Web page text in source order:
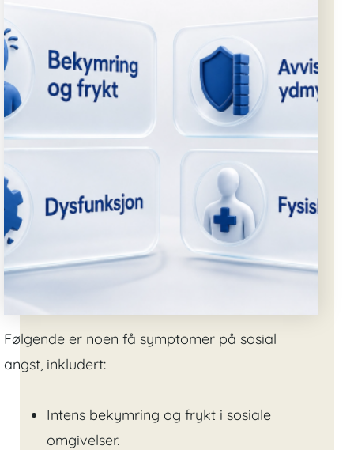
Følgende er noen få symptomer på sosial
angst, inkludert:
Intens bekymring og frykt i sosiale
omgivelser.